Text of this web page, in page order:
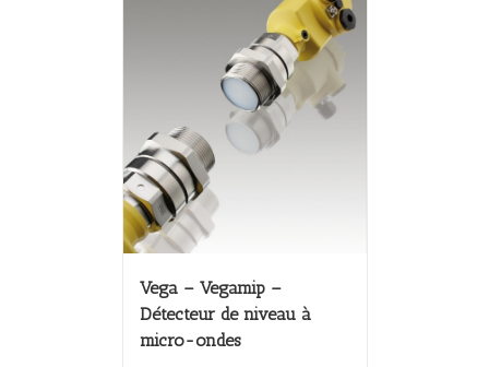
Vega – Vegamip –
Détecteur de niveau à
micro-ondes